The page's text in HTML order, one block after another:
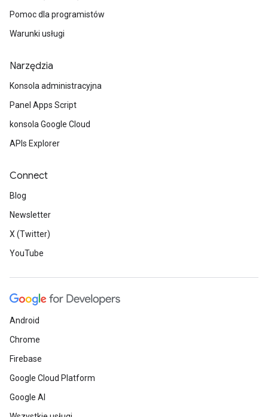
Pomoc dla programistów
Warunki usługi
Narzędzia
Konsola administracyjna
Panel Apps Script
konsola Google Cloud
APIs Explorer
Connect
Blog
Newsletter
X (Twitter)
YouTube
Android
Chrome
Firebase
Google Cloud Platform
Google AI